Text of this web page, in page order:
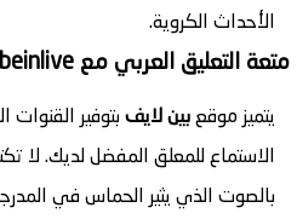
الأحداث الكروية.
متعة التعليق العربي مع beinlive
يتميز موقعبين لايف بتوفير القنوات
الاستماع للمعلق المفضل لديك. لا
بالصوت الذي يثير الحماس في